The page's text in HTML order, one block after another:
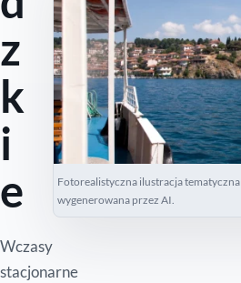
z
k
i
e
Wczasy
stacjonarne
Fotorealistyczna ilustracja tematyczna
wygenerowana przez AI.